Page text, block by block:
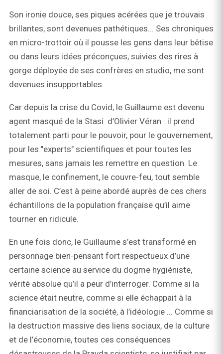
Son ironie douce, ses piques acérées que je trouvais
brillantes, sont devenues pathétiques... Ses chroniques
en micro-trottoir où il pousse les gens dans leur bêtise
ou dans leurs idées préconçues, suivies des rires à
gorge déployée de ses confrères en studio, me sont
devenues insupportables.
Car depuis la crise du Covid, le Guillaume est devenu
agent masqué de la Stasi d’Olivier Véran : il prend
totalement parti pour le pouvoir, pour le gouvernement,
pour les "experts" scientifiques et pour toutes les
mesures, sans jamais les remettre en question. Le
masque, le confinement, le couvre-feu, tout semble
aller de soi. C’est à peine abordé auprès de ces chers
échantillons de la population française qu’il aime
tourner en ridicule.
En une fois donc, le Guillaume s’est transformé en
personnage bien-pensant fort respectueux d’une
certaine science au service du dogme hygiéniste,
vérité absolue qu’il a peur d’interroger. Comme si la
science était neutre, comme si elle échappait à la
financiarisation de la société, à l’idéologie ... Comme si
la destruction massive des liens sociaux, de la culture
et de l’économie, toutes ces conséquences